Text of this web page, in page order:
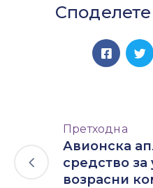
Споделете
Претходна
Авионска
средство
возрасни